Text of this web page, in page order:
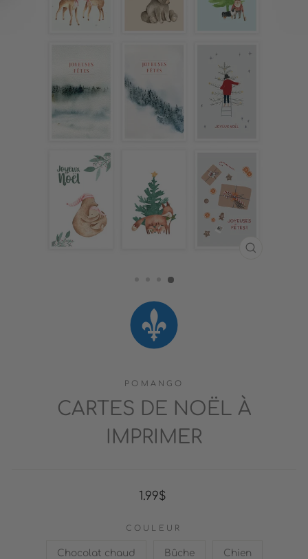
POMANGO
CARTES DE NOËL À
IMPRIMER
Prix
1.99$
COULEUR
Chocolat chaud Bûche Chien